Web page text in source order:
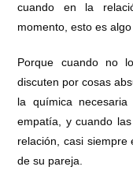
cuando en la
momento, esto es
Porque cuando no
discuten por cosas
la química
empatía, y cuando
relación, casi
de su pareja.